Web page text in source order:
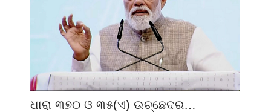
ଧାରା ୩୭୦ ଓ ୩୫(ଏ) ଉଚ୍ଛେଦର…